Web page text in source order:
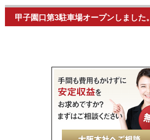
甲子園口第3駐車場オープンしました。